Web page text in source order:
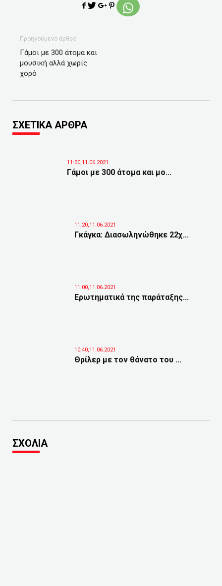
Προηγούμενο άρθρο
Γάμοι με 300 άτομα και
μουσική αλλά χωρίς
χορό
ΣΧΕΤΙΚΑ ΑΡΘΡΑ
11:30,11.06.2021
Γάμοι με 300 άτομα και μο...
11:20,11.06.2021
Γκάγκα: Διασωληνώθηκε 22χ...
11:00,11.06.2021
Ερωτηματικά της παράταξης...
10:40,11.06.2021
Θρίλερ με τον θάνατο του ...
ΣΧΟΛΙΑ